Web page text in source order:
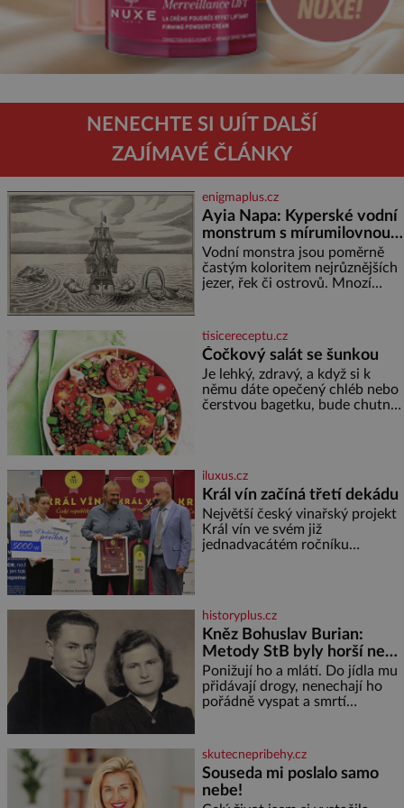
NENECHTE SI UJÍT DALŠÍ
ZAJÍMAVÉ ČLÁNKY
enigmaplus.cz
Ayia Napa: Kyperské vodní
monstrum s mírumilovnou
povahou
Vodní monstra jsou poměrně
častým koloritem nejrůznějších
jezer, řek či ostrovů. Mnozí
přitáhnout k němu pozornost
záhadám nakloněných turi
tisicereceptu.cz
Čočkový salát se šunkou
Je lehký, zdravý, a když si k
němu dáte opečený chléb nebo
čerstvou bagetku, bude chutnat
cibule 2 lžíce
iluxus.cz
Král vín začíná třetí dekádu
Největší český vinařský projekt
Král vín ve svém již
jednadvacátém ročníku
historyplus.cz
Kněz Bohuslav Burian:
Metody StB byly horší než
gestapácké trýznění
Ponižují ho a mlátí. Do jídla mu
přidávají drogy, nenechají ho
pořádně vyspat a smrtí
estébákům podepíše všechno,
co po něm chtějí. Svým
podpisem jim potvrdí také to, že
na něj během výslechů nikdo
skutecnepribehy.cz
Souseda mi poslalo samo
nebe!